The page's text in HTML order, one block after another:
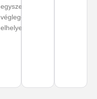
egyszerű
végleges
elhelyezés.